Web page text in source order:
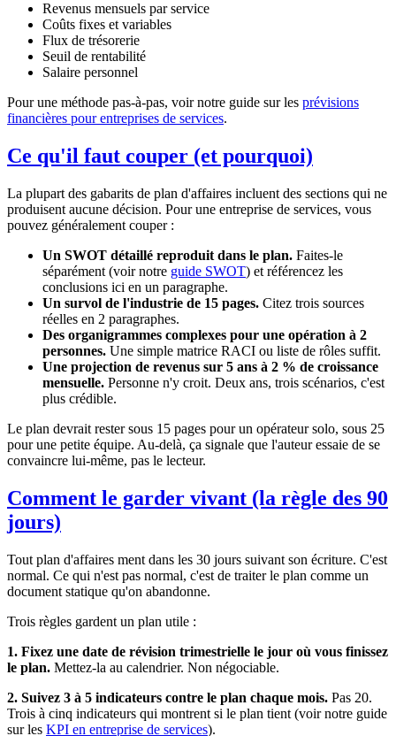
Revenus mensuels par service
Coûts fixes et variables
Flux de trésorerie
Seuil de rentabilité
Salaire personnel
Pour une méthode pas-à-pas, voir notre guide sur les prévisions
financières pour entreprises de services.
Ce qu'il faut couper (et pourquoi)
La plupart des gabarits de plan d'affaires incluent des sections qui ne
produisent aucune décision. Pour une entreprise de services, vous
pouvez généralement couper :
Un SWOT détaillé reproduit dans le plan. Faites-le
séparément (voir notre guide SWOT) et référencez les
conclusions ici en un paragraphe.
Un survol de l'industrie de 15 pages. Citez trois sources
réelles en 2 paragraphes.
Des organigrammes complexes pour une opération à 2
personnes. Une simple matrice RACI ou liste de rôles suffit.
Une projection de revenus sur 5 ans à 2 % de croissance
mensuelle. Personne n'y croit. Deux ans, trois scénarios, c'est
plus crédible.
Le plan devrait rester sous 15 pages pour un opérateur solo, sous 25
pour une petite équipe. Au-delà, ça signale que l'auteur essaie de se
convaincre lui-même, pas le lecteur.
Comment le garder vivant (la règle des 90
jours)
Tout plan d'affaires ment dans les 30 jours suivant son écriture. C'est
normal. Ce qui n'est pas normal, c'est de traiter le plan comme un
document statique qu'on abandonne.
Trois règles gardent un plan utile :
1. Fixez une date de révision trimestrielle le jour où vous finissez
le plan. Mettez-la au calendrier. Non négociable.
2. Suivez 3 à 5 indicateurs contre le plan chaque mois. Pas 20.
Trois à cinq indicateurs qui montrent si le plan tient (voir notre guide
sur les KPI en entreprise de services).